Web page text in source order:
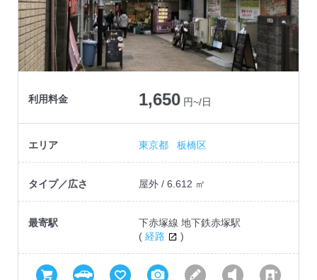
利用料金 1,650 円~/日
エリア 東京都 板橋区
タイプ／広さ 屋外 / 6.612 ㎡
最寄駅
下赤塚線 地下鉄赤塚駅
( 経路 )